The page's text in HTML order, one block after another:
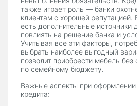
также играет роль — банки
клиентам с хорошей репутацией.
есть дополнительные источники
повлиять на решение банка и
Учитывая все эти факторы,
выбрать наиболее выгодный
позволит приобрести мебель без
по семейному бюджету.
Важные аспекты при оформлении
кредита: